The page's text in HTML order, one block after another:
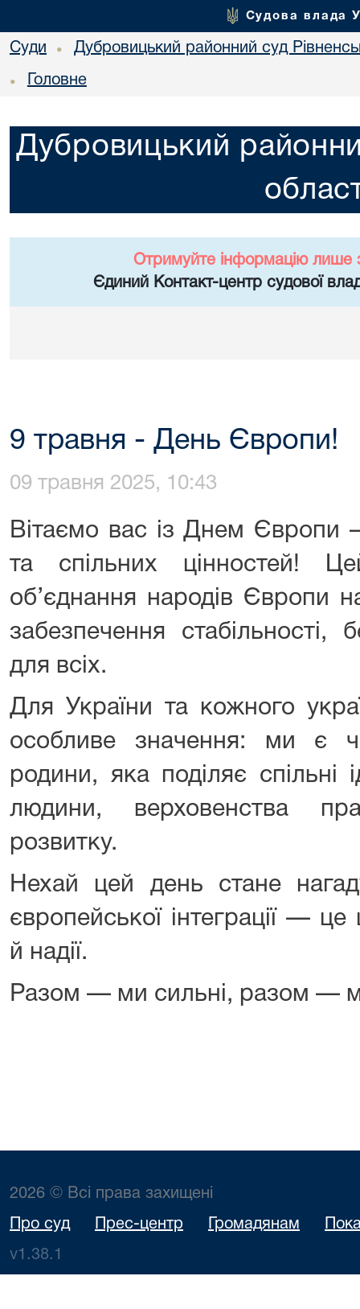
Судова влада
Суди • Дубровицький районний суд
• Головне
Дубровицький
Отримуйте інформацію лише
Єдиний Контакт-центр судової
9 травня - День Європи!
09 травня 2025, 10:43
Вітаємо вас із Днем Європи
та спільних цінностей!
об’єднання народів Європи
забезпечення стабільності,
для всіх.
Для України та кожного
особливе значення: ми є
родини, яка поділяє спільні
людини, верховенства
розвитку.
Нехай цей день стане
європейської інтеграції — це
й надії.
Разом — ми сильні, разом —
2026 © Всі права захищені
Про суд Прес-центр Громадянам
v1.38.1